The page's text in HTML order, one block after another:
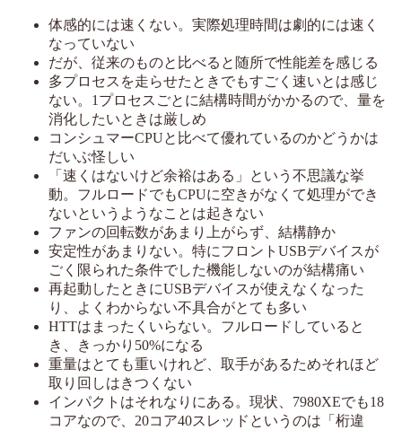
体感的には速くない。実際処理時間は劇的には速く
なっていない
だが、従来のものと比べると随所で性能差を感じる
多プロセスを走らせたときでもすごく速いとは感じ
ない。1プロセスごとに結構時間がかかるので、量を
消化したいときは厳しめ
コンシュマーCPUと比べて優れているのかどうかは
だいぶ怪しい
「速くはないけど余裕はある」という不思議な挙
動。フルロードでもCPUに空きがなくて処理ができ
ないというようなことは起きない
ファンの回転数があまり上がらず、結構静か
安定性があまりない。特にフロントUSBデバイスが
ごく限られた条件でした機能しないのが結構痛い
再起動したときにUSBデバイスが使えなくなった
り、よくわからない不具合がとても多い
HTTはまったくいらない。フルロードしていると
き、きっかり50%になる
重量はとても重いけれど、取手があるためそれほど
取り回しはきつくない
インパクトはそれなりにある。現状、7980XEでも18
コアなので、20コア40スレッドというのは「桁違